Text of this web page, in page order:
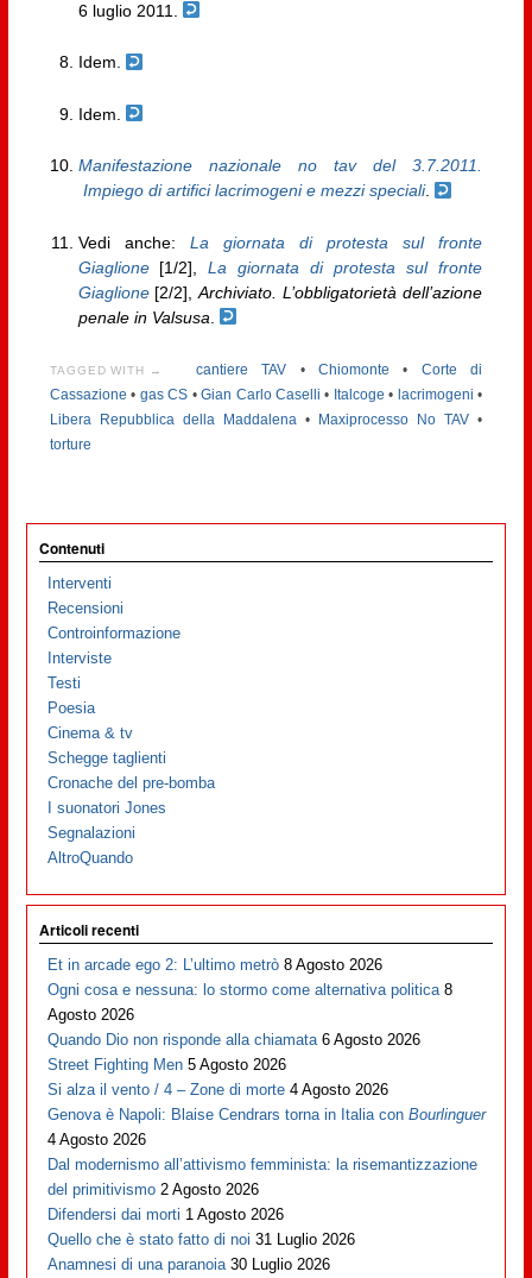
6 luglio 2011.
Idem.
Idem.
Manifestazione nazionale no tav del 3.7.2011.
Impiego di artifici lacrimogeni e mezzi speciali.
Vedi anche: La giornata di protesta sul fronte
Giaglione[1/2],La giornata di protesta sul fronte
Giaglione[2/2],Archiviato. L’obbligatorietà dell’azione
penale in Valsusa
TAGGED WITH → cantiere TAV • Chiomonte • Corte di
Cassazione • gas CS •Gian Carlo Caselli • Italcoge • lacrimogeni •
Libera Repubblica della Maddalena• Maxiprocesso No TAV •
torture
Contenuti
Interventi
Recensioni
Controinformazione
Interviste
Testi
Poesia
Cinema & tv
Schegge taglienti
Cronache del pre-bomba
I suonatori Jones
Segnalazioni
AltroQuando
Articoli recenti
Et in arcade ego 2: L’ultimo metrò 8 Agosto 2026
Ogni cosa e nessuna: lo stormo come alternativa politica 8
Agosto 2026
Quando Dio non risponde alla chiamata 6 Agosto 2026
Street Fighting Men 5 Agosto 2026
Si alza il vento / 4 – Zone di morte 4 Agosto 2026
Genova è Napoli: Blaise Cendrars torna in Italia conBourlinguer
4 Agosto 2026
Dal modernismo all’attivismo femminista: la risemantizzazione
del primitivismo 2 Agosto 2026
Difendersi dai morti 1 Agosto 2026
Quello che è stato fatto di noi 31 Luglio 2026
Anamnesi di una paranoia 30 Luglio 2026